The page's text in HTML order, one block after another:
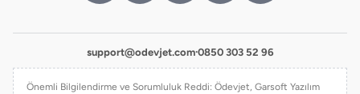
support@odevjet.com·0850 303 52 96
Önemli Bilgilendirme ve Sorumluluk Reddi: Ödevjet, Garsoft Yazılım